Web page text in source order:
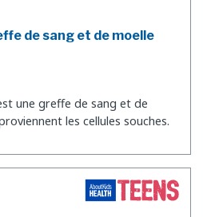
de sang et de moelle
une greffe de sang et de
les cellules souches.